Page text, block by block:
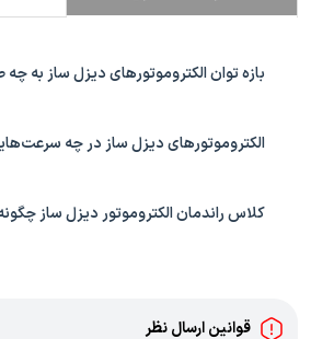
بازه توان الکتروموتورهای دیزل ساز به
الکتروموتورهای دیزل ساز در چه
کلاس راندمان الکتروموتور دیزل ساز
قوانین ارسال نظر